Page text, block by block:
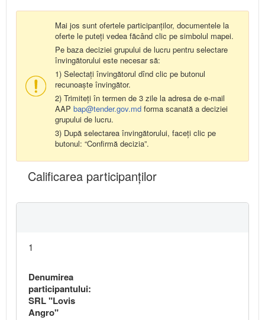
Mai jos sunt ofertele participanților, documentele la
oferte le puteți vedea făcând clic pe simbolul mapei.
Pe baza deciziei grupului de lucru pentru selectare
învingătorului este necesar să:
1) Selectați învingătorul dînd clic pe butonul
recunoaște învingător.
2) Trimiteți în termen de 3 zile la adresa de e-mail
AAP bap@tender.gov.md forma scanată a deciziei
grupului de lucru.
3) După selectarea învingătorului, faceți clic pe
butonul: “Confirmă decizia”.
Calificarea participanţilor
1
Denumirea
participantului:
SRL "Lovis
Angro"